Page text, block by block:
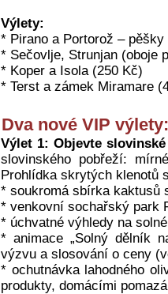
Výlety:
* Pirano a Portorož –
* Sečovlje, Strunjan (oboje
* Koper a Isola (250 Kč)
* Terst a zámek Miramare
Dva nové VIP výlety:
Výlet 1: Objevte
slovinského pobřeží:
Prohlídka skrytých klenotů
* soukromá sbírka kaktusů
* venkovní sochařský park
* úchvatné výhledy na
* animace „Solný dělník
výzvu a slosování o ceny
* ochutnávka lahodného
produkty, domácími